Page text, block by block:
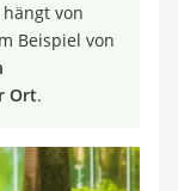
von
Beispiel von
Ort.